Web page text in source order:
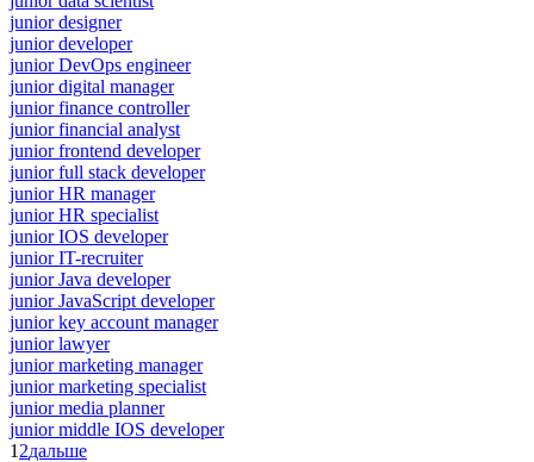
junior designer
junior developer
junior DevOps engineer
junior digital manager
junior finance controller
junior financial analyst
junior frontend developer
junior full stack developer
junior HR manager
junior HR specialist
junior IOS developer
junior IT-recruiter
junior Java developer
junior JavaScript developer
junior key account manager
junior lawyer
junior marketing manager
junior marketing specialist
junior media planner
junior middle IOS developer
1 2дальше